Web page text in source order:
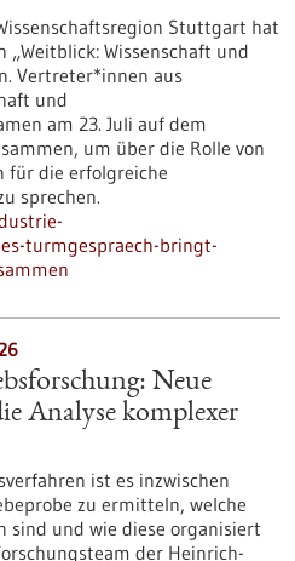
Stuttgart hat
Wissenschaft und
Vertreter*innen aus
und
am 23. Juli auf dem
um über die Rolle von
für die erfolgreiche
sprechen.
turmgespraech-bringt-
Neue
Analyse komplexer
ist es inzwischen
zu ermitteln, welche
sind und wie diese organisiert
der Heinrich-